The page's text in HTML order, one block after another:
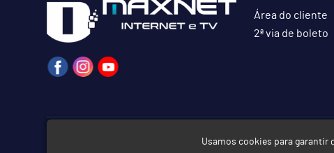
Área do cliente
2ª via de boleto
| ©2026 - MAXNET – Todos os direitos
Usamos cookies para garantir